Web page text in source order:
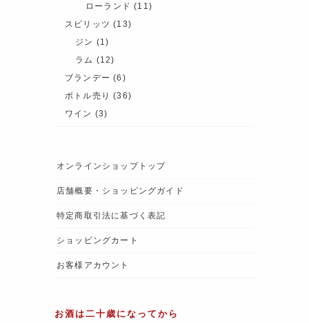
ローランド (11)
スピリッツ (13)
ジン (1)
ラム (12)
ブランデー (6)
ボトル売り (36)
ワイン (3)
オンラインショップトップ
店舗概要・ショッピングガイド
特定商取引法に基づく表記
ショッピングカート
お客様アカウント
お酒は二十歳になってから